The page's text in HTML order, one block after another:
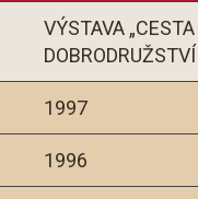
VÝSTAVA
1997
1996